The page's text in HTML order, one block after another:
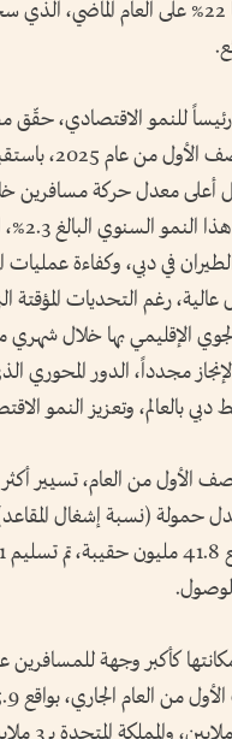
رئيساً للنمو الاقتصادي، حقّق
أعلى معدل حركة مسافرين
طوال
في دبي، وكفاءة عمليات
رغم التحديات المؤقتة
الجوي الإقليمي بها خلال شهري
مجدداً، الدور المحوري
بالعالم، وتعزيز النمو
كأكبر وجهة للمسافرين